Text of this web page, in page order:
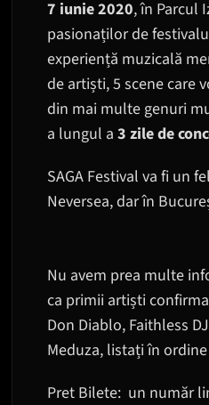
7 iunie 2020, în Parcul
pasionaților de
experiență muzicală
de artiști, 5 scene care
din mai multe genuri
a lungul a 3 zile de
SAGA Festival va fi un
Neversea, dar în
Nu avem prea multe
ca primii artiști
Don Diablo, Faithless
Meduza, listați în
Pret Bilete: un număr